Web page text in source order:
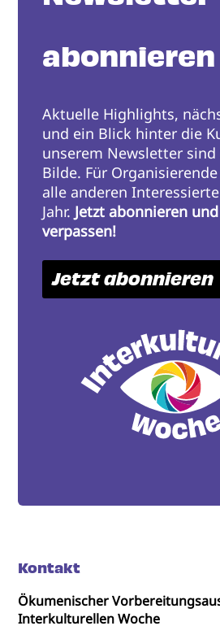
abonnieren
Aktuelle Highlights,
und ein Blick hinter die
unserem Newsletter
Bilde. Für
alle anderen
Jahr. Jetzt abonnieren
verpassen!
Jetzt abonnieren
Kontakt
Ökumenischer
Interkulturellen Woche